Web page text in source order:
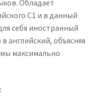
Обладает
С1 и в данный
себя иностранный
английский, объясняя
максимально